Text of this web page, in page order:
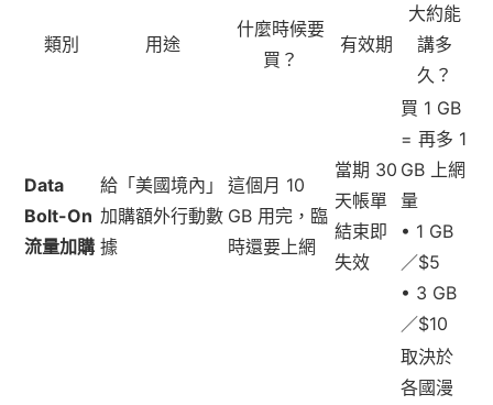
類別 用途
什麼時候要
買？
有效期
大約能
講多
久？
Data
Bolt-On
流量加購
給「美國境內」
加購額外行動數
據
這個月 10
GB 用完，臨
時還要上網
當期 30
天帳單
結束即
失效
買 1 GB
= 再多 1
GB 上網
量
• 1 GB
／$5
• 3 GB
／$10
取決於
各國漫